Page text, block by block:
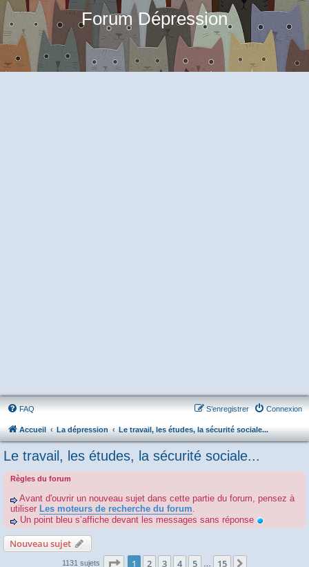
Forum Dépression
FAQ Connexion
S’enregistrer
Accueil La dépression Le travail, les études, la sécurité sociale...
Le travail, les études, la sécurité sociale...
Règles du forum
Avant d'ouvrir un nouveau sujet dans cette partie du forum, pensez à
utiliser Les moteurs de recherche du forum.
Un point bleu s’affiche devant les messages sans réponse
Nouveau sujet
1131 sujets Page 1sur15
1 2 3 4 5 15